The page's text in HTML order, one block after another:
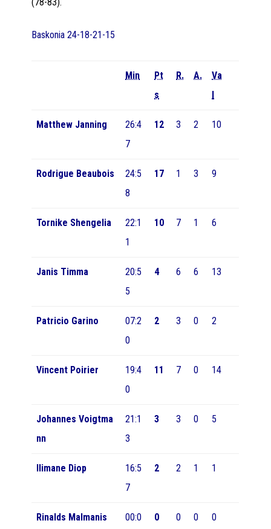
Baskonia24-18-21-15
Min
Pt
s
R. A.
Va
Matthew Janning
26:4
7
12 3 2 10
Rodrigue Beaubois
24:5
8
17 1 3 9
Tornike Shengelia
22:1
1
10 7 1 6
Janis Timma
20:5
5
4 6 6 13
Patricio Garino
07:2
0
2 3 0 2
Vincent Poirier
19:4
0
11 7 0 14
Johannes Voigtma
nn
21:1
3
3 3 0 5
Ilimane Diop
16:5
7
2 2 1 1
Rinalds Malmanis
00:0
0 0 0 0